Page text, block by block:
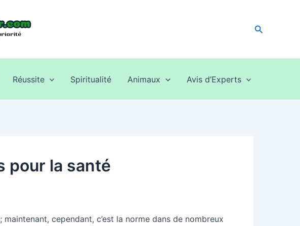
Réussite Spiritualité Animaux Avis d’Experts
pour la santé
cependant, c’est la norme dans de nombreux